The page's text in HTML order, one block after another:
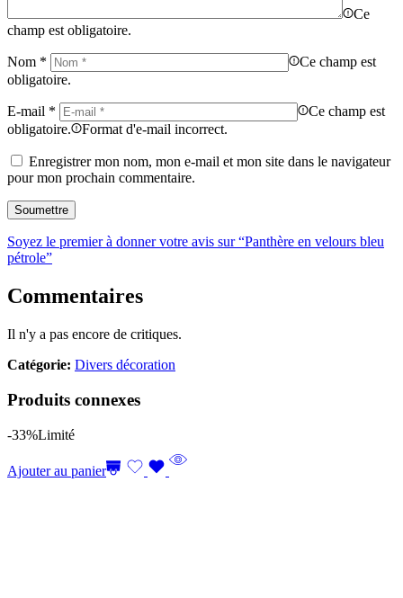
Ce
champ est obligatoire.
Nom *
Ce champ est
obligatoire.
E-mail *
Ce champ est
obligatoire.
Format d'e-mail incorrect.
Enregistrer mon nom, mon e-mail et mon site dans le navigateur
pour mon prochain commentaire.
Soyez le premier à donner votre avis sur “Panthère en velours bleu
pétrole”
Commentaires
Il n'y a pas encore de critiques.
Catégorie: Divers décoration
Produits connexes
-33%Limité
Ajouter au panier